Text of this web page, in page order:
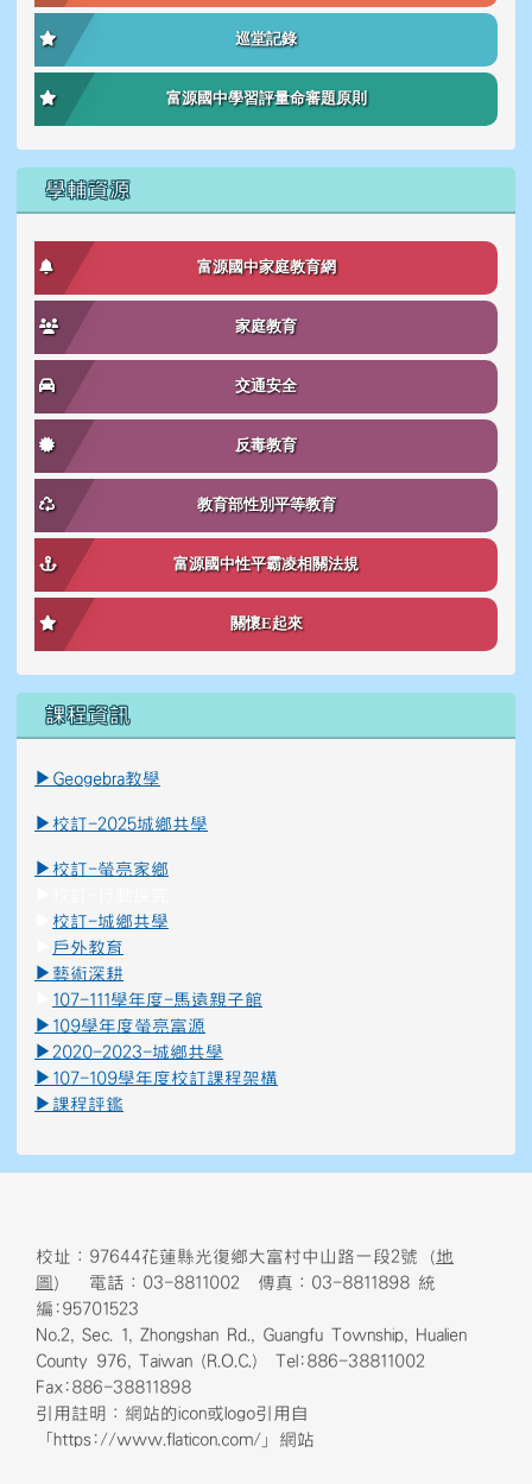
巡堂記錄
富源國中學習評量命審題原則
學輔資源
富源國中家庭教育網
家庭教育
交通安全
反毒教育
教育部性別平等教育
富源國中性平霸凌相關法規
關懷E起來
課程資訊
link to \ \"\\"_blank\\"\"
link to https://reurl.cc/K8Ko7g _blank
▶ Geogebra教學
▶ 校訂-2025城鄉共學
▶ 校訂-螢亮家鄉
校訂-城鄉共學
戶外教育
▶ 藝術深耕
107-111學年度-馬遠親子館
▶ 109學年度螢亮富源
▶ 2020-2023-城鄉共學
▶ 107-109學年度校訂課程架構
▶ 課程評鑑
校址：97644花蓮縣光復鄉大富村中山路一段2號（地
圖 ） 電話：03-8811002 傳真：03-8811898 統
編:95701523
No.2, Sec. 1, Zhongshan Rd., Guangfu Township, Hualien
County 976, Taiwan (R.O.C.) Tel:886-38811002
Fax:886-38811898
引用註明：網站的icon或logo引用自
「https://www.flaticon.com/」網站